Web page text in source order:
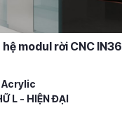
modul rời CNC IN36
Acrylic
L - HIỆN ĐẠI